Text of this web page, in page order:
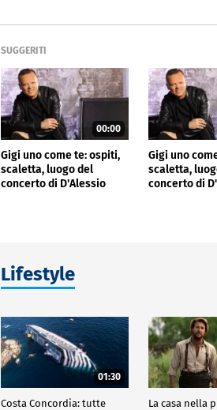
SUGGERITI
00:00
Gigi uno come te: ospiti,
scaletta, luogo del
concerto di D'Alessio
Gigi uno
scaletta,
concerto di
Lifestyle
01:30
Costa Concordia: tutte
La casa nella